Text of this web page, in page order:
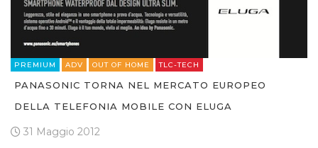
PREMIUM ADV OUT OF HOME TLC-TECH
PANASONIC TORNA NEL MERCATO EUROPEO
DELLA TELEFONIA MOBILE CON ELUGA
31 Maggio 2012